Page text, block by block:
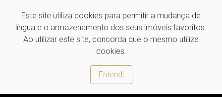
Este site utiliza cookies para permitir a mudança de
língua e o armazenamento dos seus imóveis favoritos.
Ao utilizar este site, concorda que o mesmo utilize
cookies.
Entendi